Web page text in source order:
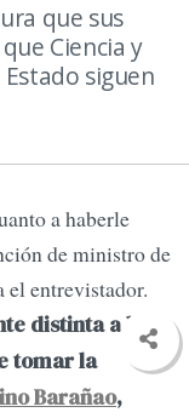
que sus
Ciencia y
siguen
a haberle
de ministro de
el entrevistador.
distinta a la
tomar la
Barañao,